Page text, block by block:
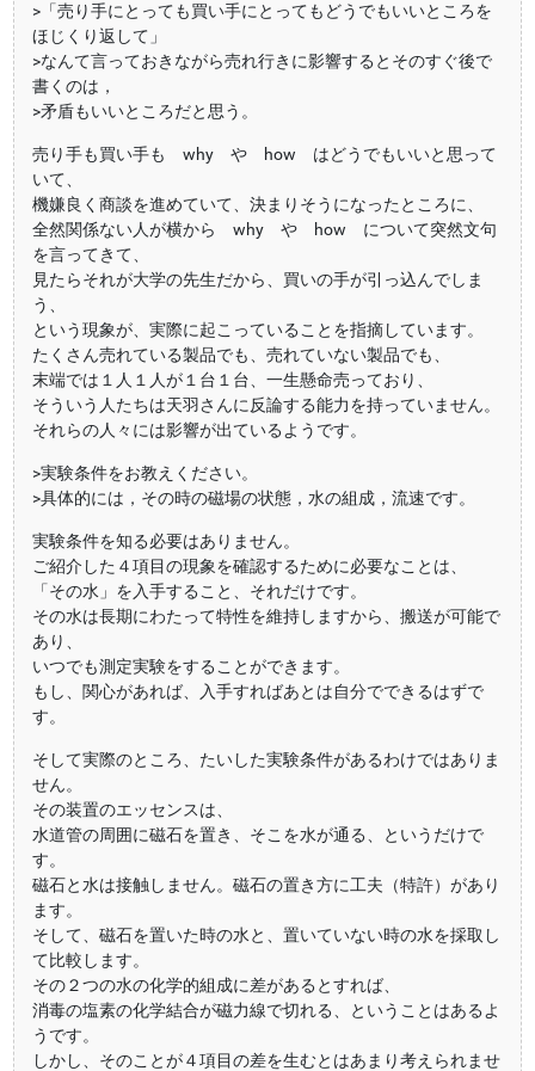
>「売り手にとっても買い手にとってもどうでもいいところを
ほじくり返して」
>なんて言っておきながら売れ行きに影響するとそのすぐ後で
書くのは，
>矛盾もいいところだと思う。
売り手も買い手も why や how はどうでもいいと思って
いて、
機嫌良く商談を進めていて、決まりそうになったところに、
全然関係ない人が横から why や how について突然文句
を言ってきて、
見たらそれが大学の先生だから、買いの手が引っ込んでしま
う、
という現象が、実際に起こっていることを指摘しています。
たくさん売れている製品でも、売れていない製品でも、
末端では１人１人が１台１台、一生懸命売っており、
そういう人たちは天羽さんに反論する能力を持っていません。
それらの人々には影響が出ているようです。
>実験条件をお教えください。
>具体的には，その時の磁場の状態，水の組成，流速です。
実験条件を知る必要はありません。
ご紹介した４項目の現象を確認するために必要なことは、
「その水」を入手すること、それだけです。
その水は長期にわたって特性を維持しますから、搬送が可能で
あり、
いつでも測定実験をすることができます。
もし、関心があれば、入手すればあとは自分でできるはずで
す。
そして実際のところ、たいした実験条件があるわけではありま
せん。
その装置のエッセンスは、
水道管の周囲に磁石を置き、そこを水が通る、というだけで
す。
磁石と水は接触しません。磁石の置き方に工夫（特許）があり
ます。
そして、磁石を置いた時の水と、置いていない時の水を採取し
て比較します。
その２つの水の化学的組成に差があるとすれば、
消毒の塩素の化学結合が磁力線で切れる、ということはあるよ
うです。
しかし、そのことが４項目の差を生むとはあまり考えられませ